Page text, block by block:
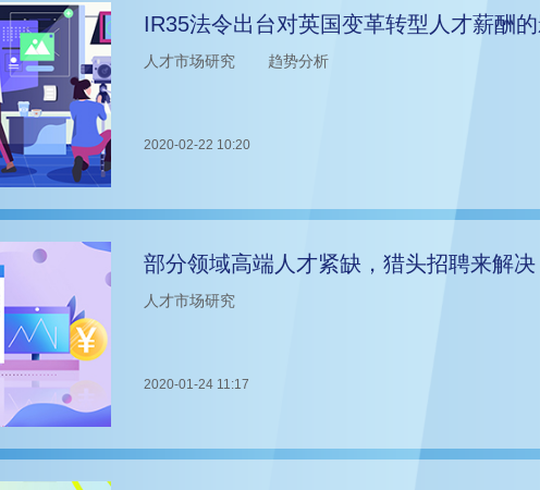
IR35法令出台对英国变革转型人才薪酬
人才市场研究 趋势分析
2020-02-22 10:20
部分领域高端人才紧缺，猎头招聘来解决
人才市场研究
2020-01-24 11:17